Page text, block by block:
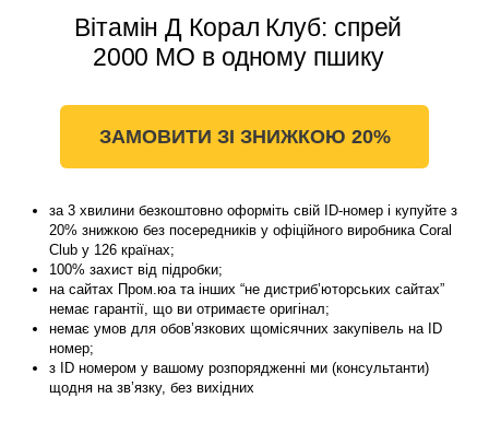
Вітамін Д Корал Клуб: спрей
2000 МО в одному пшику
ЗАМОВИТИ ЗІ ЗНИЖКОЮ 20%
за 3 хвилини безкоштовно оформіть свій ID-номер і купуйте з
20% знижкою без посередників у офіційного виробника Coral
Club у 126 країнах;
100% захист від підробки;
на сайтах Пром.юа та інших “не дистриб’юторських сайтах”
немає гарантії, що ви отримаєте оригінал;
немає умов для обов’язкових щомісячних закупівель на ID
номер;
з ID номером у вашому розпорядженні ми (консультанти)
щодня на зв’язку, без вихідних